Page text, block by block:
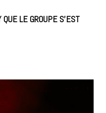
LE GROUPE S’EST